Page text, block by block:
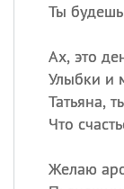
Ты
Ах, это
Улыбки и
Татьяна,
Что
Желаю